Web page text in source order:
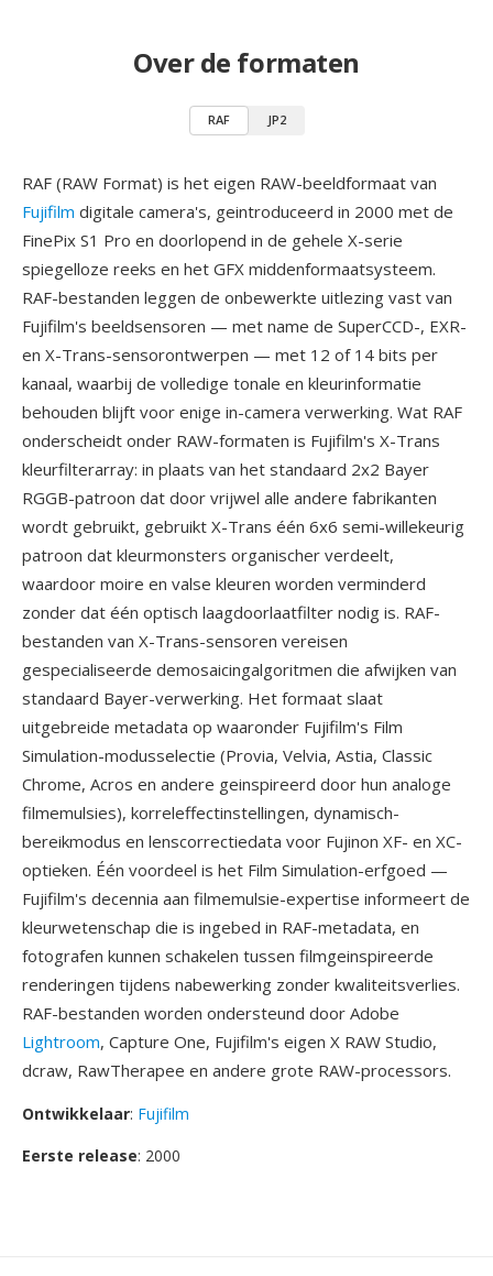
Over de formaten
RAF JP2
RAF (RAW Format) is het eigen RAW-beeldformaat van
Fujifilm digitale camera's, geintroduceerd in 2000 met de
FinePix S1 Pro en doorlopend in de gehele X-serie
spiegelloze reeks en het GFX middenformaatsysteem.
RAF-bestanden leggen de onbewerkte uitlezing vast van
Fujifilm's beeldsensoren — met name de SuperCCD-, EXR-
en X-Trans-sensorontwerpen — met 12 of 14 bits per
kanaal, waarbij de volledige tonale en kleurinformatie
behouden blijft voor enige in-camera verwerking. Wat RAF
onderscheidt onder RAW-formaten is Fujifilm's X-Trans
kleurfilterarray: in plaats van het standaard 2x2 Bayer
RGGB-patroon dat door vrijwel alle andere fabrikanten
wordt gebruikt, gebruikt X-Trans één 6x6 semi-willekeurig
patroon dat kleurmonsters organischer verdeelt,
waardoor moire en valse kleuren worden verminderd
zonder dat één optisch laagdoorlaatfilter nodig is. RAF-
bestanden van X-Trans-sensoren vereisen
gespecialiseerde demosaicingalgoritmen die afwijken van
standaard Bayer-verwerking. Het formaat slaat
uitgebreide metadata op waaronder Fujifilm's Film
Simulation-modusselectie (Provia, Velvia, Astia, Classic
Chrome, Acros en andere geinspireerd door hun analoge
filmemulsies), korreleffectinstellingen, dynamisch-
bereikmodus en lenscorrectiedata voor Fujinon XF- en XC-
optieken. Één voordeel is het Film Simulation-erfgoed —
Fujifilm's decennia aan filmemulsie-expertise informeert de
kleurwetenschap die is ingebed in RAF-metadata, en
fotografen kunnen schakelen tussen filmgeinspireerde
renderingen tijdens nabewerking zonder kwaliteitsverlies.
RAF-bestanden worden ondersteund door Adobe
Lightroom, Capture One, Fujifilm's eigen X RAW Studio,
dcraw, RawTherapee en andere grote RAW-processors.
Ontwikkelaar: Fujifilm
Eerste release: 2000